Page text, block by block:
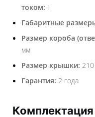
током: I
Габаритные
Размер короба
мм
Размер крышки:
Гарантия: 2 года
Комплектация